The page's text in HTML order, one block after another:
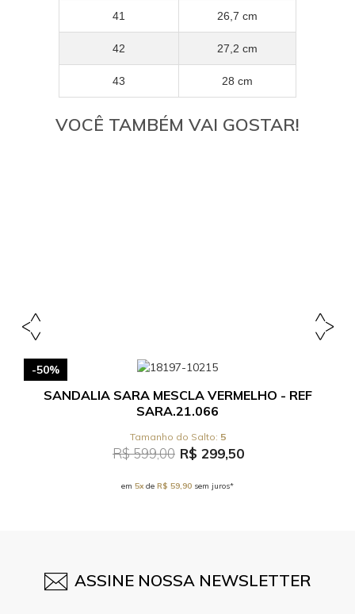
41 26,7 cm
42 27,2 cm
43 28 cm
VOCÊ TAMBÉM VAI GOSTAR!
-50%
SANDALIA SARA MESCLA VERMELHO - REF
SARA.21.066
5
R$ 599,00 R$ 299,50
em 5xde R$ 59,90 sem juros*
ASSINE NOSSA NEWSLETTER